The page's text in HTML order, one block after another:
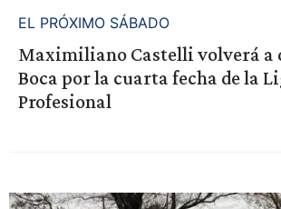
EL PRÓXIMO SÁBADO
Maximiliano Castelli volverá
Boca por la cuarta fecha de la
Profesional